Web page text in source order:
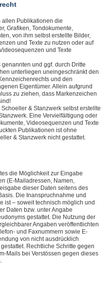
allen Publikationen die
Grafiken, Tondokumente,
von ihm selbst erstellte Bilder,
und Texte zu nutzen oder auf
und Texte
und ggf. durch Dritte
unterliegen uneingeschränkt den
und den
Eigentümer. Allein aufgrund
zu ziehen, dass Markenzeichen
& Stanzwerk selbst erstellte
Eine Vervielfältigung oder
Videosequenzen und Texte
Publikationen ist ohne
& Stanzwerk nicht gestattet.
die Möglichkeit zur Eingabe
(E-Mailadressen, Namen,
dieser Daten seitens des
Die Inanspruchnahme und
ist – soweit technisch möglich und
Daten bzw. unter Angabe
gestattet. Die Nutzung der
Angaben veröffentlichten
und Faxnummern sowie E-
von nicht ausdrücklich
Rechtliche Schritte gegen
Mails bei Verstössen gegen dieses